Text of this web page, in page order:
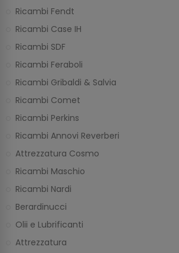
Ricambi Fendt
Ricambi Case IH
Ricambi SDF
Ricambi Feraboli
Ricambi Gribaldi & Salvia
Ricambi Comet
Ricambi Perkins
Ricambi Annovi Reverberi
Attrezzatura Cosmo
Ricambi Maschio
Ricambi Nardi
Berardinucci
Olii e Lubrificanti
Attrezzatura